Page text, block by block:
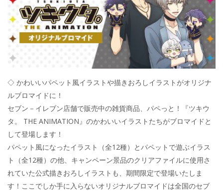
◇ かわいいパペット風イラストや描きおろしイラストがオリジナ
ルブロマイドに！
セブン－イレブン店舗で販売中の雑貨商品、パペっと！『ツキウ
タ。 THE ANIMATION』のかわいいイラストたちがブロマイドと
して登場します！
パペット風になったイラスト（全12種）とパペットで遊ぶイラス
ト（全12種）の他、キャンペーン景品のクリアファイルに使用さ
れていた公式描きおろしイラストも、期間限定で登場いたしま
す！ここでしか手に入らないオリジナルブロマイドは全国のセブ